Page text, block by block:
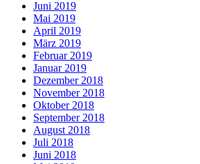
Juni 2019
Mai 2019
April 2019
März 2019
Februar 2019
Januar 2019
Dezember 2018
November 2018
Oktober 2018
September 2018
August 2018
Juli 2018
Juni 2018